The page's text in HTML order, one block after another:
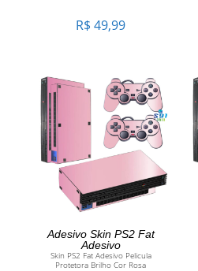
R$ 49,99
ADICIONAR AO
CARRINHO
Adesivo Skin PS2 Fat
Adesivo
Skin PS2 Fat Adesivo Pelicula
Protetora Brilho Cor Rosa